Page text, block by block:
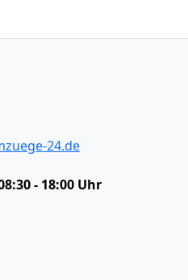
24.de
- 18:00 Uhr